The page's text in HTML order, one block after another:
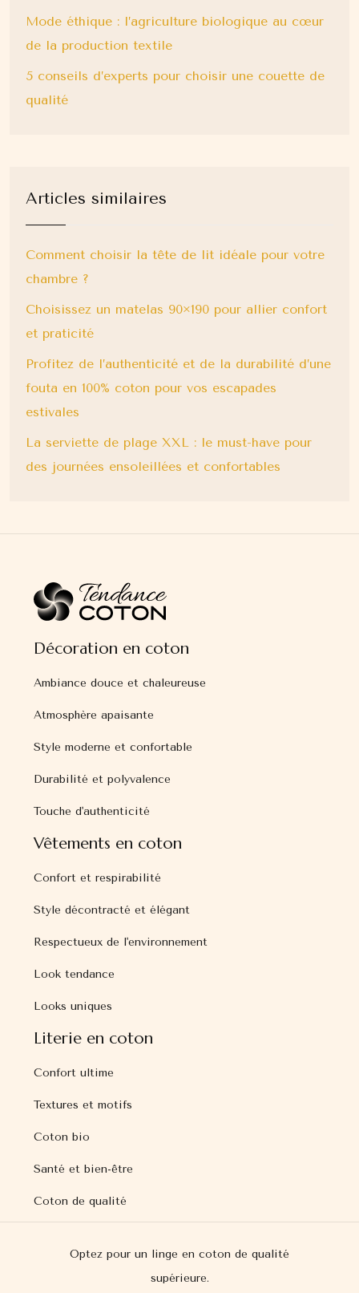
Mode éthique : l’agriculture biologique au cœur
de la production textile
5 conseils d’experts pour choisir une couette de
qualité
Articles similaires
Comment choisir la tête de lit idéale pour votre
chambre ?
Choisissez un matelas 90×190 pour allier confort
et praticité
Profitez de l’authenticité et de la durabilité d’une
fouta en 100% coton pour vos escapades
estivales
La serviette de plage XXL : le must-have pour
des journées ensoleillées et confortables
Décoration en coton
Ambiance douce et chaleureuse
Atmosphère apaisante
Style moderne et confortable
Durabilité et polyvalence
Touche d'authenticité
Vêtements en coton
Confort et respirabilité
Style décontracté et élégant
Respectueux de l'environnement
Look tendance
Looks uniques
Literie en coton
Confort ultime
Textures et motifs
Coton bio
Santé et bien-être
Coton de qualité
Optez pour un linge en coton de qualité
supérieure.